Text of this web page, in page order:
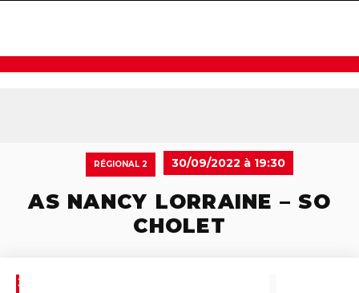
RÉGIONAL 2 30/09/2022 à 19:30
AS NANCY LORRAINE – SO
CHOLET
30